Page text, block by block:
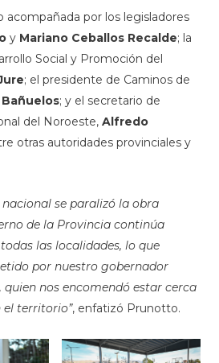
por los legisladores
y Mariano Ceballos Recalde; la
Social y Promoción del
; el presidente de Caminos de
; y el secretario de
del Noroeste, Alfredo
otras autoridades provinciales y
nacional se paralizó la obra
de la Provincia continúa
las localidades, lo que
por nuestro gobernador
nos encomendó estar cerca
el territorio”, enfatizó Prunotto.